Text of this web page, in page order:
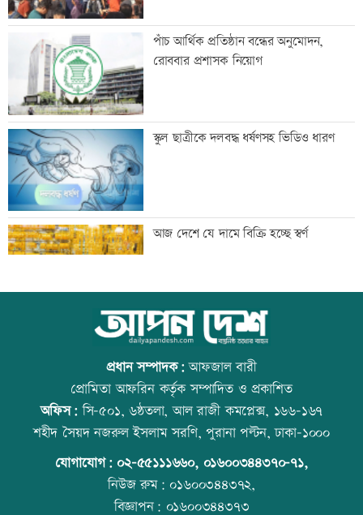
আজ দেশে স্বর্ণের ভরি কত
ড্রেন নির্মাণ কাজে ধীরগতি, চরম বিপাকে
ব্যবসায়ীরা
নোয়াখালীতে পুকুরে পড়ে শিশুর মৃত্যু
স্বামীর বিরুদ্ধে স্ত্রীর সংবাদ সম্মেলনে
জয়সওয়ালের সঙ্গে মৃণাল ঠাকুরের প্রেমের
গুঞ্জন
পাঁচ আর্থিক প্রতিষ্ঠান বন্ধের অনুমোদন,
রোববার প্রশাসক নিয়োগ
স্কুল ছাত্রীকে দলবদ্ধ ধর্ষণসহ ভিডিও ধারণ
আজ দেশে যে দামে বিক্রি হচ্ছে স্বর্ণ
আজ বিশ্ব বন্ধু দিবস
কোরআন-হাদিসে নামাজ না পড়ার শাস্তি
প্রধান সম্পাদক:আফজাল বারী
প্রোমিতা আফরিন কর্তৃক সম্পাদিত ও প্রকাশিত
অফিস:সি-৫০১, ৬ষ্ঠতলা, আল রাজী কমপ্লেক্স, ১৬৬-১৬৭
শহীদ সৈয়দ নজরুল ইসলাম সরণি, পুরানা পল্টন, ঢাকা-১০০০
যোগাযোগ: ০২-৫৫১১১৬৬০, ০১৬০০৩৪৪৩৭০-৭১,
নিউজ রুম:০১৬০০৩৪৪৩৭২,
বিজ্ঞাপন: ০১৬০০৩৪৪৩৭৩